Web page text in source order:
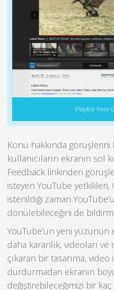
Playlist Yeni
Konu hakkında
kullanıcıların ekranın sol
Feedback linkinden
isteyen YouTube
istenildiği zaman
dönülebileceğini de
YouTube’un yeni yüzünün
daha karanlık, videoları
çıkaran bir tasarıma,
durdurmadan ekranın
değiştirebileceğimizi bir